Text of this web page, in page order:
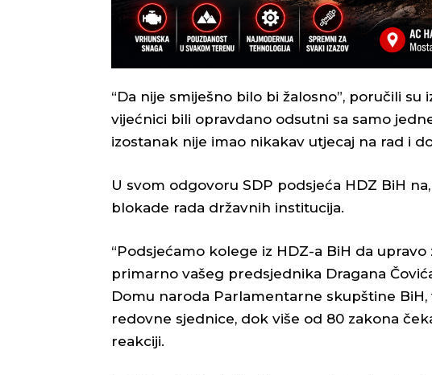
“Da nije smiješno bilo bi žalosno”, poručili su
vijećnici bili opravdano odsutni sa samo
izostanak nije imao nikakav utjecaj na rad i
U svom odgovoru SDP podsjeća HDZ BiH
blokade rada državnih institucija.
“Podsjećamo kolege iz HDZ-a BiH da
primarno vašeg predsjednika Dragana
Domu naroda Parlamentarne skupštine
redovne sjednice, dok više od 80 zakona
reakciji.